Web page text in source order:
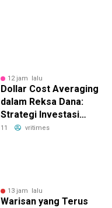
12 jam lalu
Dollar Cost Averaging
dalam Reksa Dana:
Strategi Investasi
Bertahap untuk Pemula
11 vritimes
13 jam lalu
Warisan yang Terus